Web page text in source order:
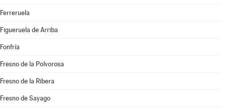
Ferreruela
Figueruela de Arriba
Fonfría
Fresno de la Polvorosa
Fresno de la Ribera
Fresno de Sayago